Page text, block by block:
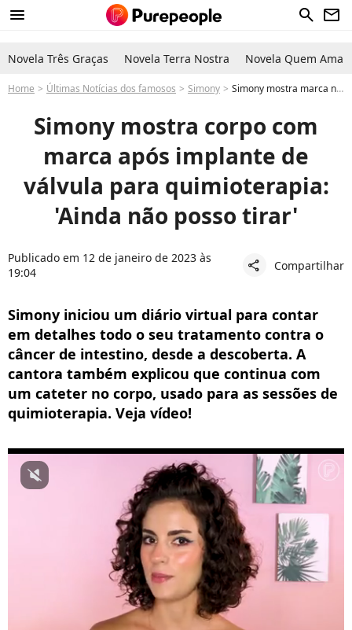
menu search newsletter
Novela Três Graças Novela Terra Nostra Novela Quem Ama
Home Últimas Notícias dos famosos Simony Simony mostra marca no corpo após implante para tratar câncer. Vídeo!
Simony mostra corpo com
marca após implante de
válvula para quimioterapia:
'Ainda não posso tirar'
Publicado em 12 de janeiro de 2023 às
19:04
share Compartilhar
Simony iniciou um diário virtual para contar
em detalhes todo o seu tratamento contra o
câncer de intestino, desde a descoberta. A
cantora também explicou que continua com
um cateter no corpo, usado para as sessões de
quimioterapia. Veja vídeo!